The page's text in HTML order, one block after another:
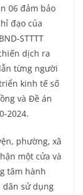
06 đảm bảo
đạo của
STTTT
dịch ra
từng người
kinh tế số
và Đề án
2024.
phường, xã
một cửa và
tâm hành
sử dụng